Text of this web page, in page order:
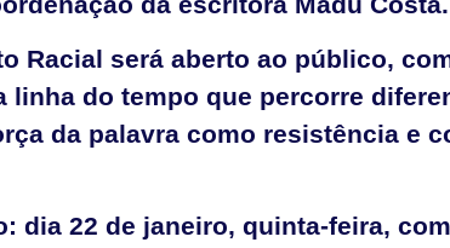
Racial será aberto ao público,
linha do tempo que percorre
da palavra como resistência e
dia 22 de janeiro, quinta-feira,